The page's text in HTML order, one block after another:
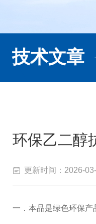
技术文章
环保乙二醇
更新时间：2026-
一．本品是绿色环保